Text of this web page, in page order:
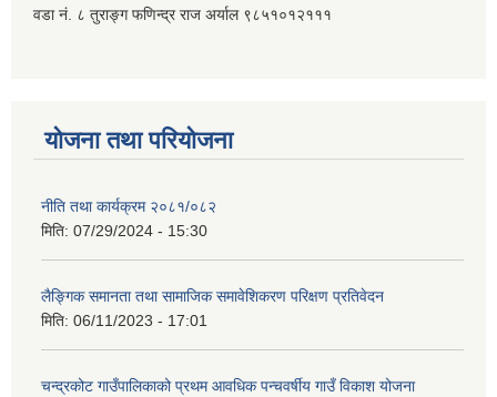
वडा नं. ८ तुराङ्ग फणिन्द्र राज अर्याल ९८५१०१२१११
योजना तथा परियोजना
नीति तथा कार्यक्रम २०८१/०८२
मिति: 07/29/2024 - 15:30
लैङ्गिक समानता तथा सामाजिक समावेशिकरण परिक्षण प्रतिवेदन
मिति: 06/11/2023 - 17:01
चन्द्रकोट गाउँपालिकाको प्रथम आवधिक पन्चवर्षीय गाउँ विकाश योजना